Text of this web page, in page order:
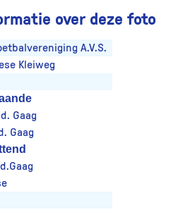
over deze foto
A.V.S.
Kleiweg
Gaag
Gaag